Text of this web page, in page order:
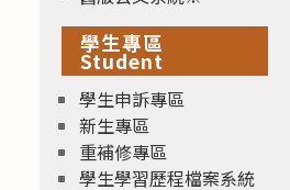
學生專區
Student
學生申訴專區
新生專區
重補修專區
學生學習歷程檔案系統